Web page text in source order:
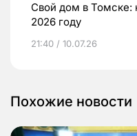
Свой дом в Томске:
2026 году
21:40 / 10.07.26
Похожие новости